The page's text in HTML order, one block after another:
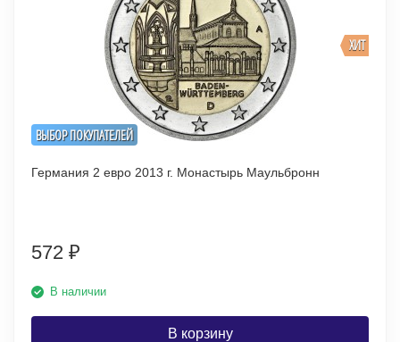
ВЫБОР ПОКУПАТЕЛЕЙ
ХИТ
Германия 2 евро 2013 г. Монастырь Маульбронн
572 ₽
В наличии
В корзину